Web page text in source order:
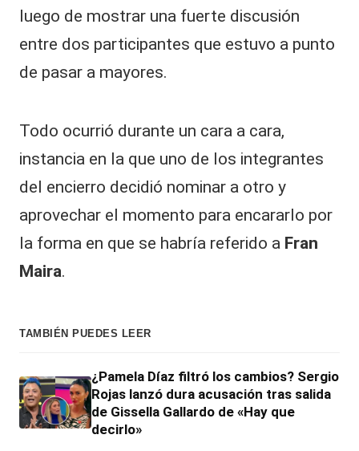
luego de mostrar una fuerte discusión
entre dos participantes que estuvo a punto
de pasar a mayores.
Todo ocurrió durante un cara a cara,
instancia en la que uno de los integrantes
del encierro decidió nominar a otro y
aprovechar el momento para encararlo por
la forma en que se habría referido a Fran
Maira.
TAMBIÉN PUEDES LEER
¿Pamela Díaz filtró los cambios? Sergio
Rojas lanzó dura acusación tras salida
de Gissella Gallardo de «Hay que
decirlo»